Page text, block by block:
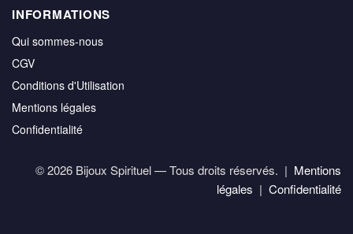
INFORMATIONS
Qui sommes-nous
CGV
Conditions d'Utilisation
Mentions légales
Confidentialité
© 2026 Bijoux Spirituel — Tous droits réservés. | Mentions
légales | Confidentialité